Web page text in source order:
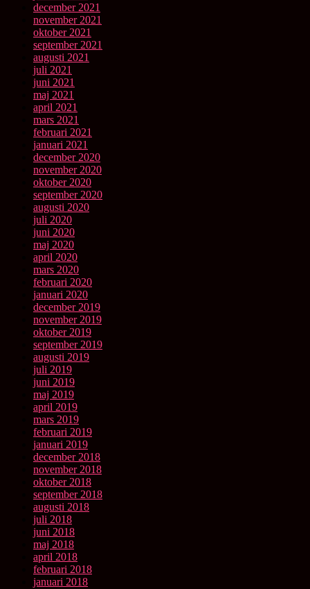
december 2021
november 2021
oktober 2021
september 2021
augusti 2021
juli 2021
juni 2021
maj 2021
april 2021
mars 2021
februari 2021
januari 2021
december 2020
november 2020
oktober 2020
september 2020
augusti 2020
juli 2020
juni 2020
maj 2020
april 2020
mars 2020
februari 2020
januari 2020
december 2019
november 2019
oktober 2019
september 2019
augusti 2019
juli 2019
juni 2019
maj 2019
april 2019
mars 2019
februari 2019
januari 2019
december 2018
november 2018
oktober 2018
september 2018
augusti 2018
juli 2018
juni 2018
maj 2018
april 2018
februari 2018
januari 2018